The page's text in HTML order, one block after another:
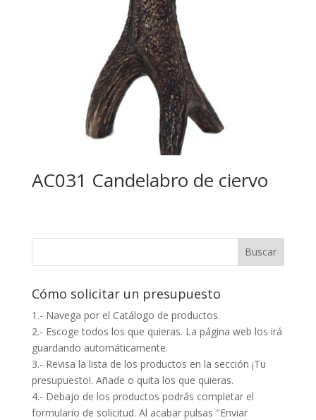
AC031 Candelabro de ciervo
Cómo solicitar un presupuesto
1.- Navega por el Catálogo de productos.
2.- Escoge todos los que quieras. La página web los irá
guardando automáticamente.
3.- Revisa la lista de los productos en la sección ¡Tu
presupuesto!. Añade o quita los que quieras.
4.- Debajo de los productos podrás completar el
formulario de solicitud. Al acabar pulsas "Enviar